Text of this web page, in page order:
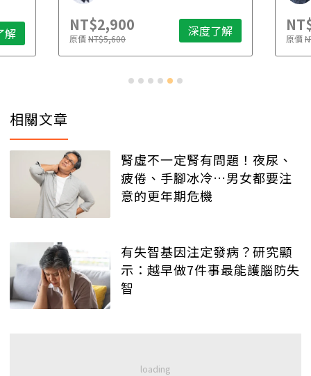
解 NT$2,900
原價NT$5,600 深度了解 原價
相關文章
腎虛不一定腎有問題！夜尿、
疲倦、手腳冰冷…男女都要注
意的更年期危機
有失智基因注定發病？研究顯
示：越早做7件事最能護腦防失
智